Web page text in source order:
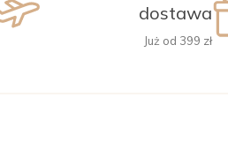
dostawa
Już od 399 zł